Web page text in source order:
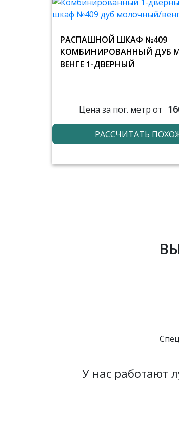
РАСПАШНОЙ ШКАФ №409
КОМБИНИРОВАННЫЙ ДУБ
ВЕНГЕ 1-ДВЕРНЫЙ
Цена за пог. метр от
РАССЧИТАТЬ
У нас работают